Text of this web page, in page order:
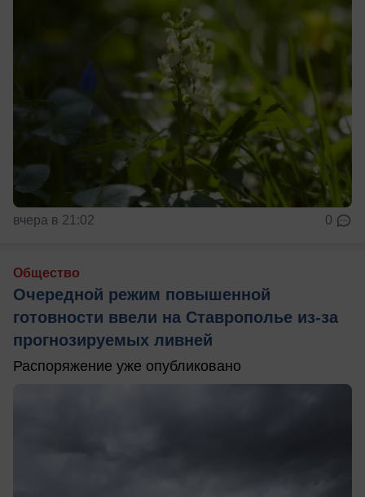
вчера в 21:02 0
Общество
Очередной режим повышенной
готовности ввели на Ставрополье из-за
прогнозируемых ливней
Распоряжение уже опубликовано